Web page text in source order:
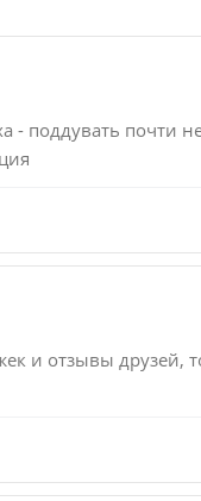
- поддувать почти
и отзывы друзей,